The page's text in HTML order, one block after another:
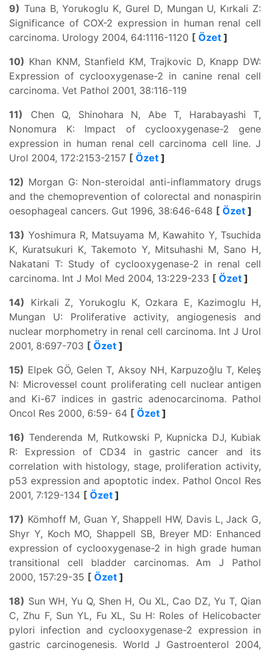
9) Tuna B, Yorukoglu K, Gurel D, Mungan U, Kırkali Z:
Significance of COX-2 expression in human renal cell
carcinoma. Urology 2004, 64:1116-1120 [ Özet ]
10) Khan KNM, Stanfield KM, Trajkovic D, Knapp DW:
Expression of cyclooxygenase-2 in canine renal cell
carcinoma. Vet Pathol 2001, 38:116-119
11) Chen Q, Shinohara N, Abe T, Harabayashi T,
Nonomura K: Impact of cyclooxygenase-2 gene
expression in human renal cell carcinoma cell line. J
Urol 2004, 172:2153-2157 [ Özet ]
12) Morgan G: Non-steroidal anti-inflammatory drugs
and the chemoprevention of colorectal and nonaspirin
oesophageal cancers. Gut 1996, 38:646-648 [ Özet ]
13) Yoshimura R, Matsuyama M, Kawahito Y, Tsuchida
K, Kuratsukuri K, Takemoto Y, Mitsuhashi M, Sano H,
Nakatani T: Study of cyclooxygenase-2 in renal cell
carcinoma. Int J Mol Med 2004, 13:229-233 [ Özet ]
14) Kirkali Z, Yorukoglu K, Ozkara E, Kazimoglu H,
Mungan U: Proliferative activity, angiogenesis and
nuclear morphometry in renal cell carcinoma. Int J Urol
2001, 8:697-703 [ Özet ]
15) Elpek GÖ, Gelen T, Aksoy NH, Karpuzoğlu T, Keleş
N: Microvessel count proliferating cell nuclear antigen
and Ki-67 indices in gastric adenocarcinoma. Pathol
Oncol Res 2000, 6:59- 64 [ Özet ]
16) Tenderenda M, Rutkowski P, Kupnicka DJ, Kubiak
R: Expression of CD34 in gastric cancer and its
correlation with histology, stage, proliferation activity,
p53 expression and apoptotic index. Pathol Oncol Res
2001, 7:129-134 [ Özet ]
17) Kömhoff M, Guan Y, Shappell HW, Davis L, Jack G,
Shyr Y, Koch MO, Shappell SB, Breyer MD: Enhanced
expression of cyclooxygenase-2 in high grade human
transitional cell bladder carcinomas. Am J Pathol
2000, 157:29-35 [ Özet ]
18) Sun WH, Yu Q, Shen H, Ou XL, Cao DZ, Yu T, Qian
C, Zhu F, Sun YL, Fu XL, Su H: Roles of Helicobacter
pylori infection and cyclooxygenase-2 expression in
gastric carcinogenesis. World J Gastroenterol 2004,